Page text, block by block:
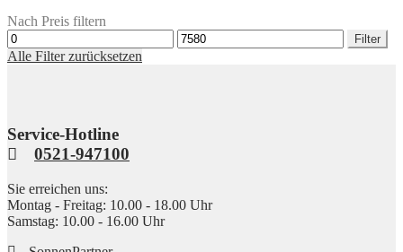
Nach Preis filtern
Min.
Preis
Max.
Preis
Filter
Alle Filter zurücksetzen
Service-Hotline
0521-947100
Sie erreichen uns:
Montag - Freitag: 10.00 - 18.00 Uhr
Samstag: 10.00 - 16.00 Uhr